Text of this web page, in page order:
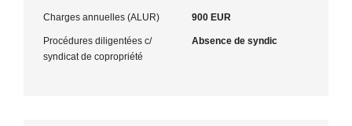
Charges annuelles (ALUR) 900 EUR
Procédures diligentées c/
syndicat de copropriété
Absence de syndic